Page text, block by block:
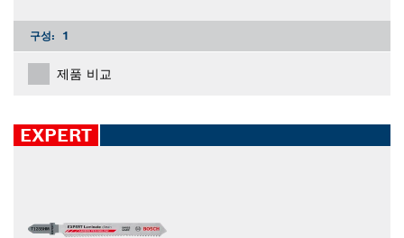
구성: 1
제품 비교
EXPERT